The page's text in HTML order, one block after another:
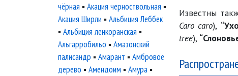
Известны
Caro caro),
tree),
чёрная ▪Акация черноствольная ▪
Акация Ширли ▪Альбиция Леббек
▪Альбиция ленкоранская ▪
Альгарробильо ▪Амазонский
палисандр ▪Амарант ▪Амбровое
дерево ▪Амендоим ▪Амура ▪